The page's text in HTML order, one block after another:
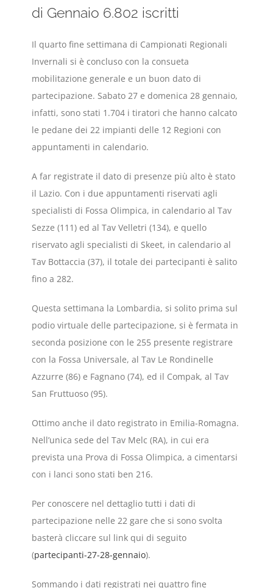
di Gennaio 6.802 iscritti
Il quarto fine settimana di Campionati Regionali
Invernali si è concluso con la consueta
mobilitazione generale e un buon dato di
partecipazione. Sabato 27 e domenica 28 gennaio,
infatti, sono stati 1.704 i tiratori che hanno calcato
le pedane dei 22 impianti delle 12 Regioni con
appuntamenti in calendario.
A far registrate il dato di presenze più alto è stato
il Lazio. Con i due appuntamenti riservati agli
specialisti di Fossa Olimpica, in calendario al Tav
Sezze (111) ed al Tav Velletri (134), e quello
riservato agli specialisti di Skeet, in calendario al
Tav Bottaccia (37), il totale dei partecipanti è salito
fino a 282.
Questa settimana la Lombardia, si solito prima sul
podio virtuale delle partecipazione, si è fermata in
seconda posizione con le 255 presente registrare
con la Fossa Universale, al Tav Le Rondinelle
Azzurre (86) e Fagnano (74), ed il Compak, al Tav
San Fruttuoso (95).
Ottimo anche il dato registrato in Emilia-Romagna.
Nell’unica sede del Tav Melc (RA), in cui era
prevista una Prova di Fossa Olimpica, a cimentarsi
con i lanci sono stati ben 216.
Per conoscere nel dettaglio tutti i dati di
partecipazione nelle 22 gare che si sono svolta
basterà cliccare sul link qui di seguito
(partecipanti-27-28-gennaio).
Sommando i dati registrati nei quattro fine